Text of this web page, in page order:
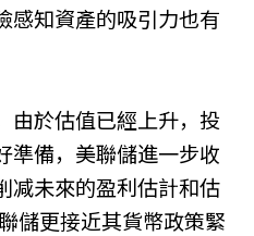
感知資產的吸引力也有
由於估值已經上升，投
準備，美聯儲進一步收
减未來的盈利估計和估
儲更接近其貨幣政策緊